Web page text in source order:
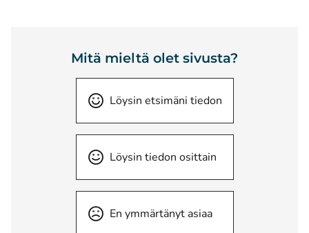
Mitä mieltä olet sivusta?
Löysin etsimäni tiedon
Löysin tiedon osittain
En ymmärtänyt asiaa